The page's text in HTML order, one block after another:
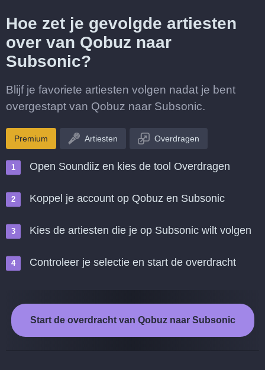
Hoe zet je gevolgde artiesten
over van Qobuz naar
Subsonic?
Blijf je favoriete artiesten volgen nadat je bent
overgestapt van Qobuz naar Subsonic.
Premium Artiesten Overdragen
Open Soundiiz en kies de tool Overdragen
Koppel je account op Qobuz en Subsonic
Kies de artiesten die je op Subsonic wilt volgen
Controleer je selectie en start de overdracht
Start de overdracht van Qobuz naar Subsonic